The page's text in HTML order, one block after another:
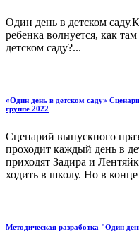
Один день в детском
ребенка волнуется, как
детском саду?...
«Один день в детском саду»
группе 2022
Сценарий выпускного
проходит каждый день в
приходят Задира и
ходить в школу. Но в конце
Методическая разработка "Один